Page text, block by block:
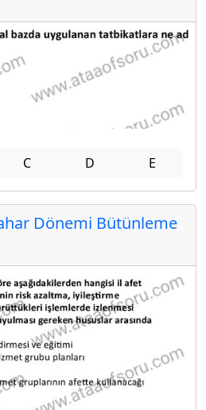
C D E
Dönemi Bütünleme